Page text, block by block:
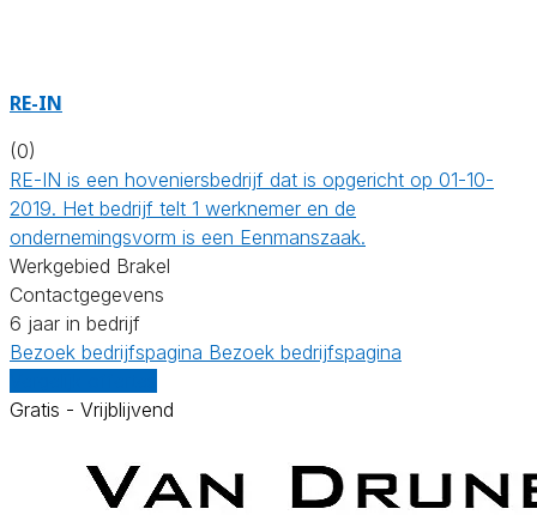
RE-IN
(0)
RE-IN is een hoveniersbedrijf dat is opgericht op 01-10-
2019. Het bedrijf telt 1 werknemer en de
ondernemingsvorm is een Eenmanszaak.
Werkgebied Brakel
Contactgegevens
6 jaar in bedrijf
Bezoek bedrijfspagina Bezoek bedrijfspagina
Gratis - Vrijblijvend